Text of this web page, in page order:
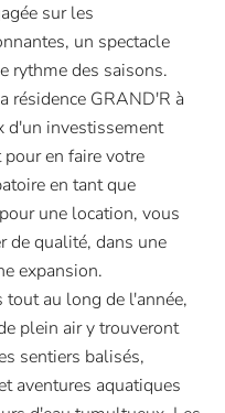
sur les
un spectacle
rythme des saisons.
résidence GRAND'R à
d'un investissement
en faire votre
en tant que
une location, vous
de qualité, dans une
expansion.
tout au long de l'année,
plein air y trouveront
sentiers balisés,
aventures aquatiques